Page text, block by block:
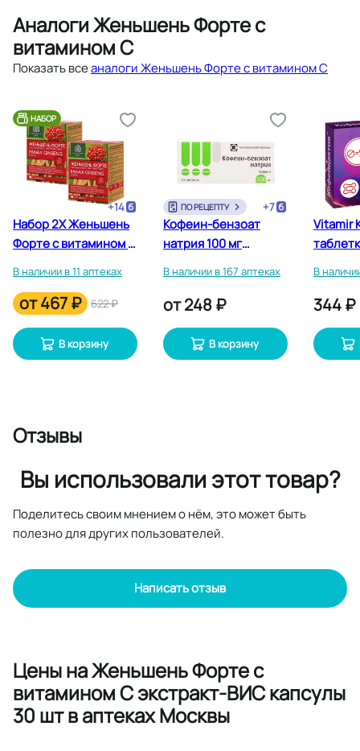
Аналоги Женьшень Форте с
витамином С
Показать всеаналоги Женьшень Форте с витамином С
НАБОР
+14
Набор 2Х Женьшень
Форте с витамином С
капсулы 30 шт
В наличии в 11 аптеках
от467 ₽ 622 ₽
В корзину
ПО РЕЦЕПТУ +7
Кофеин-бензоат
натрия 100 мг
В наличии в 167 аптеках
от248 ₽
В корзину
Vitamir
В
344 ₽
Отзывы
Вы использовали этот товар?
Поделитесь своим мнением о нём, это может быть
полезно для других пользователей.
Написать отзыв
Цены на Женьшень Форте с
витамином С экстракт-ВИС капсулы
30 шт в аптеках Москвы